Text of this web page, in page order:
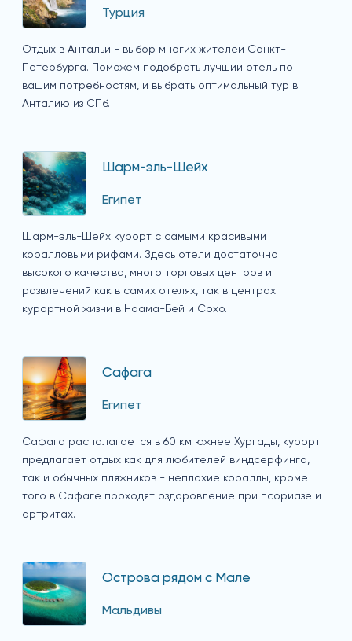
Турция
Отдых в Антальи - выбор многих жителей Санкт-
Петербурга. Поможем подобрать лучший отель по
вашим потребностям, и выбрать оптимальный тур в
Анталию из СПб.
Шарм-эль-Шейх
Египет
Шарм-эль-Шейх курорт с самыми красивыми
коралловыми рифами. Здесь отели достаточно
высокого качества, много торговых центров и
развлечений как в самих отелях, так в центрах
курортной жизни в Наама-Бей и Сохо.
Сафага
Египет
Сафага располагается в 60 км южнее Хургады, курорт
предлагает отдых как для любителей виндсерфинга,
так и обычных пляжников - неплохие кораллы, кроме
того в Сафаге проходят оздоровление при псориазе и
артритах.
Острова рядом с Мале
Мальдивы